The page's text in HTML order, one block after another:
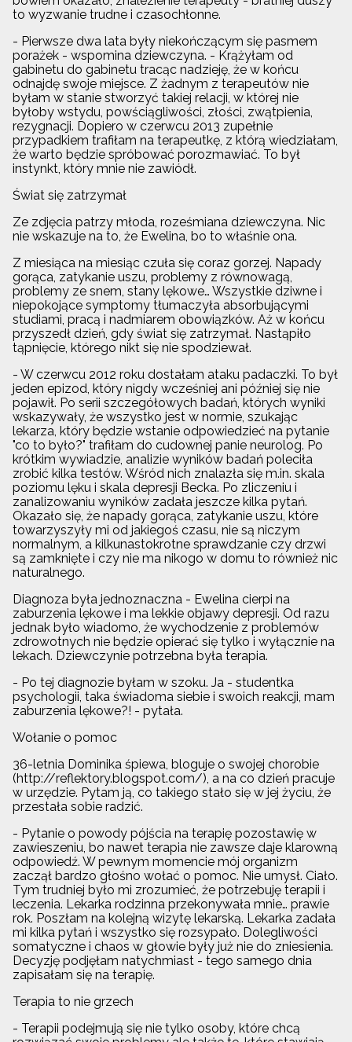
to wyzwanie trudne i czasochłonne.
- Pierwsze dwa lata były niekończącym się pasmem
porażek - wspomina dziewczyna. - Krążyłam od
gabinetu do gabinetu tracąc nadzieję, że w końcu
odnajdę swoje miejsce. Z żadnym z terapeutów nie
byłam w stanie stworzyć takiej relacji, w której nie
byłoby wstydu, powściągliwości, złości, zwątpienia,
rezygnacji. Dopiero w czerwcu 2013 zupełnie
przypadkiem trafiłam na terapeutkę, z którą wiedziałam,
że warto będzie spróbować porozmawiać. To był
instynkt, który mnie nie zawiódł.
Świat się zatrzymał
Ze zdjęcia patrzy młoda, roześmiana dziewczyna. Nic
nie wskazuje na to, że Ewelina, bo to właśnie ona.
Z miesiąca na miesiąc czuła się coraz gorzej. Napady
gorąca, zatykanie uszu, problemy z równowagą,
problemy ze snem, stany lękowe… Wszystkie dziwne i
niepokojące symptomy tłumaczyła absorbującymi
studiami, pracą i nadmiarem obowiązków. Aż w końcu
przyszedł dzień, gdy świat się zatrzymał. Nastąpiło
tąpnięcie, którego nikt się nie spodziewał.
- W czerwcu 2012 roku dostałam ataku padaczki. To był
jeden epizod, który nigdy wcześniej ani później się nie
pojawił. Po serii szczegółowych badań, których wyniki
wskazywały, że wszystko jest w normie, szukając
lekarza, który będzie wstanie odpowiedzieć na pytanie
"co to było?" trafiłam do cudownej panie neurolog. Po
krótkim wywiadzie, analizie wyników badań poleciła
zrobić kilka testów. Wśród nich znalazła się m.in. skala
poziomu lęku i skala depresji Becka. Po zliczeniu i
zanalizowaniu wyników zadała jeszcze kilka pytań.
Okazało się, że napady gorąca, zatykanie uszu, które
towarzyszyły mi od jakiegoś czasu, nie są niczym
normalnym, a kilkunastokrotne sprawdzanie czy drzwi
są zamknięte i czy nie ma nikogo w domu to również nic
naturalnego.
Diagnoza była jednoznaczna - Ewelina cierpi na
zaburzenia lękowe i ma lekkie objawy depresji. Od razu
jednak było wiadomo, że wychodzenie z problemów
zdrowotnych nie będzie opierać się tylko i wyłącznie na
lekach. Dziewczynie potrzebna była terapia.
- Po tej diagnozie byłam w szoku. Ja - studentka
psychologii, taka świadoma siebie i swoich reakcji, mam
zaburzenia lękowe?! - pytała.
Wołanie o pomoc
36-letnia Dominika śpiewa, bloguje o swojej chorobie
(http://reflektory.blogspot.com/), a na co dzień pracuje
w urzędzie. Pytam ją, co takiego stało się w jej życiu, że
przestała sobie radzić.
- Pytanie o powody pójścia na terapię pozostawię w
zawieszeniu, bo nawet terapia nie zawsze daje klarowną
odpowiedź. W pewnym momencie mój organizm
zaczął bardzo głośno wołać o pomoc. Nie umysł. Ciało.
Tym trudniej było mi zrozumieć, że potrzebuję terapii i
leczenia. Lekarka rodzinna przekonywała mnie… prawie
rok. Poszłam na kolejną wizytę lekarską. Lekarka zadała
mi kilka pytań i wszystko się rozsypało. Dolegliwości
somatyczne i chaos w głowie były już nie do zniesienia.
Decyzję podjęłam natychmiast - tego samego dnia
zapisałam się na terapię.
Terapia to nie grzech
- Terapii podejmują się nie tylko osoby, które chcą